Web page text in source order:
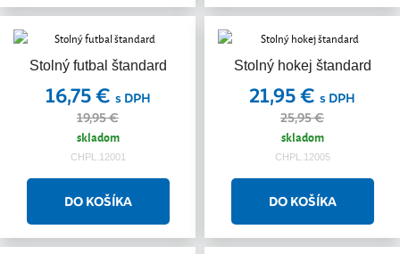
Stolný futbal štandard
Akcia
16,75 € s DPH
19,95 €
skladom
CHPL.12001
Stolný hokej štandard
Akcia
21,95 € s DPH
25,95 €
skladom
CHPL.12005